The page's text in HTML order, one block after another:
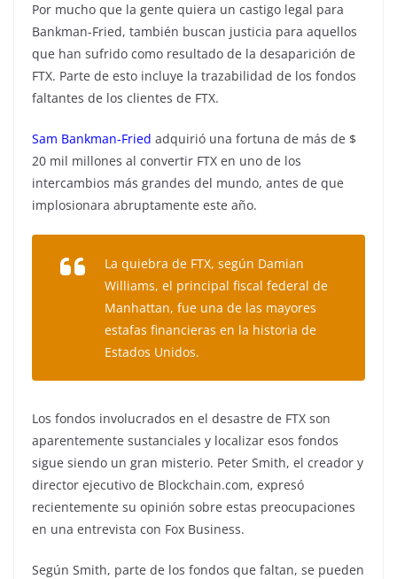
Por mucho que la gente quiera un castigo legal para
Bankman-Fried, también buscan justicia para aquellos
que han sufrido como resultado de la desaparición de
FTX. Parte de esto incluye la trazabilidad de los fondos
faltantes de los clientes de FTX.
Sam Bankman-Fried adquirió una fortuna de más de $
20 mil millones al convertir FTX en uno de los
intercambios más grandes del mundo, antes de que
implosionara abruptamente este año.
La quiebra de FTX, según Damian
Williams, el principal fiscal federal de
Manhattan, fue una de las mayores
estafas financieras en la historia de
Estados Unidos.
Los fondos involucrados en el desastre de FTX son
aparentemente sustanciales y localizar esos fondos
sigue siendo un gran misterio. Peter Smith, el creador y
director ejecutivo de Blockchain.com, expresó
recientemente su opinión sobre estas preocupaciones
en una entrevista con Fox Business.
Según Smith, parte de los fondos que faltan, se pueden